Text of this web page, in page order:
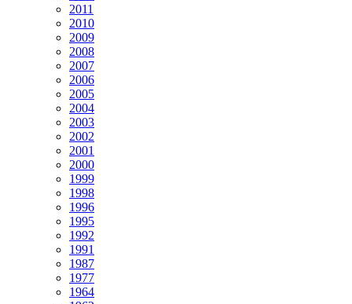
2011
2010
2009
2008
2007
2006
2005
2004
2003
2002
2001
2000
1999
1998
1996
1995
1992
1991
1987
1977
1964